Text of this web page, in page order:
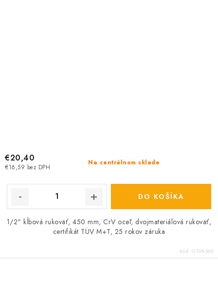
Na centrálnom sklade
€16,59 bez DPH
€20,40
DO KOŠÍKA
1/2" kĺbová rukoväť, 450 mm, CrV oceľ, dvojmateriálová rukoväť,
certifikát TÜV M+T, 25 rokov záruka
Kód: GT08-560